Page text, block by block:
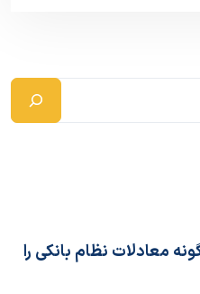
معادلات نظام بانکی را